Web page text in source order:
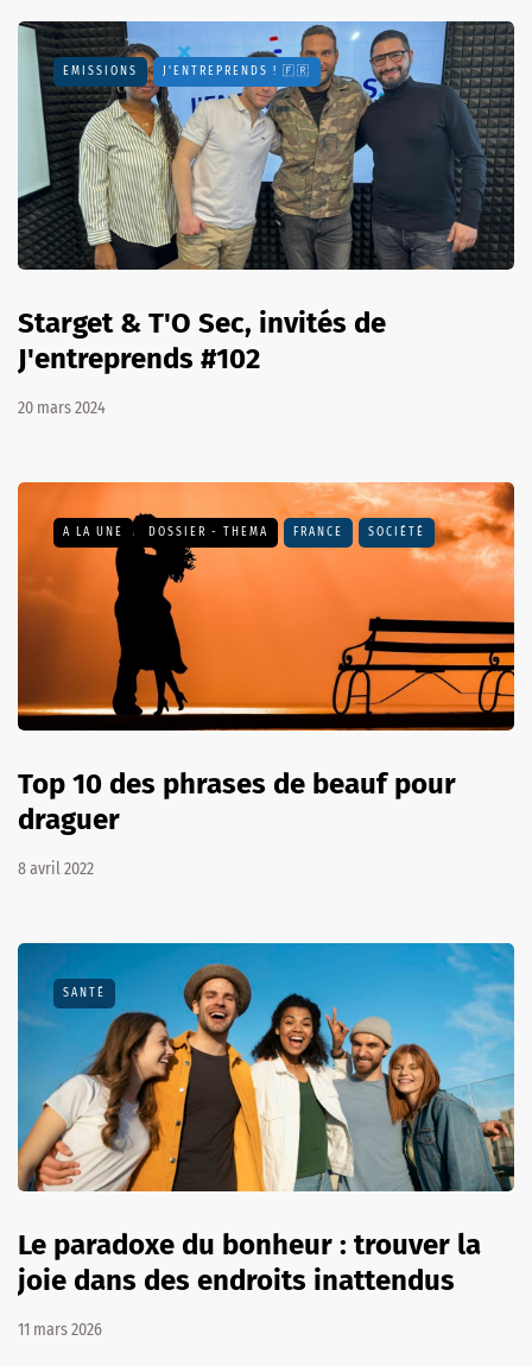
EMISSIONS J'ENTREPRENDS ! 🇫🇷
Starget & T'O Sec, invités de
J'entreprends #102
20 mars 2024
A LA UNE DOSSIER - THEMA FRANCE SOCIÉTÉ
Top 10 des phrases de beauf pour
draguer
8 avril 2022
SANTÉ
Le paradoxe du bonheur : trouver la
joie dans des endroits inattendus
11 mars 2026